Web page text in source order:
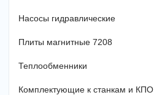
Насосы гидравлические
Плиты магнитные 7208
Теплообменники
Комплектующие к станкам и КПО